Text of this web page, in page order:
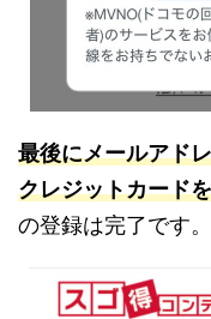
最後にメールアド
クレジットカード
の登録は完了です。